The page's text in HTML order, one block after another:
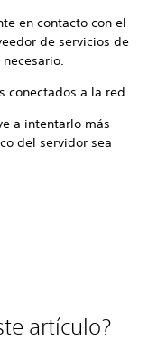
en contacto con el
de servicios de
conectados a la red.
a intentarlo más
del servidor sea
artículo?